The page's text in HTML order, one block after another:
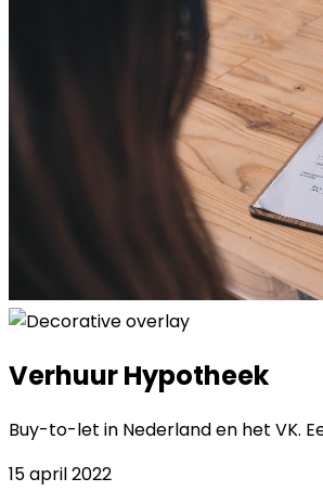
Verhuur Hypotheek
Buy-to-let in Nederland en het VK.
15 april 2022